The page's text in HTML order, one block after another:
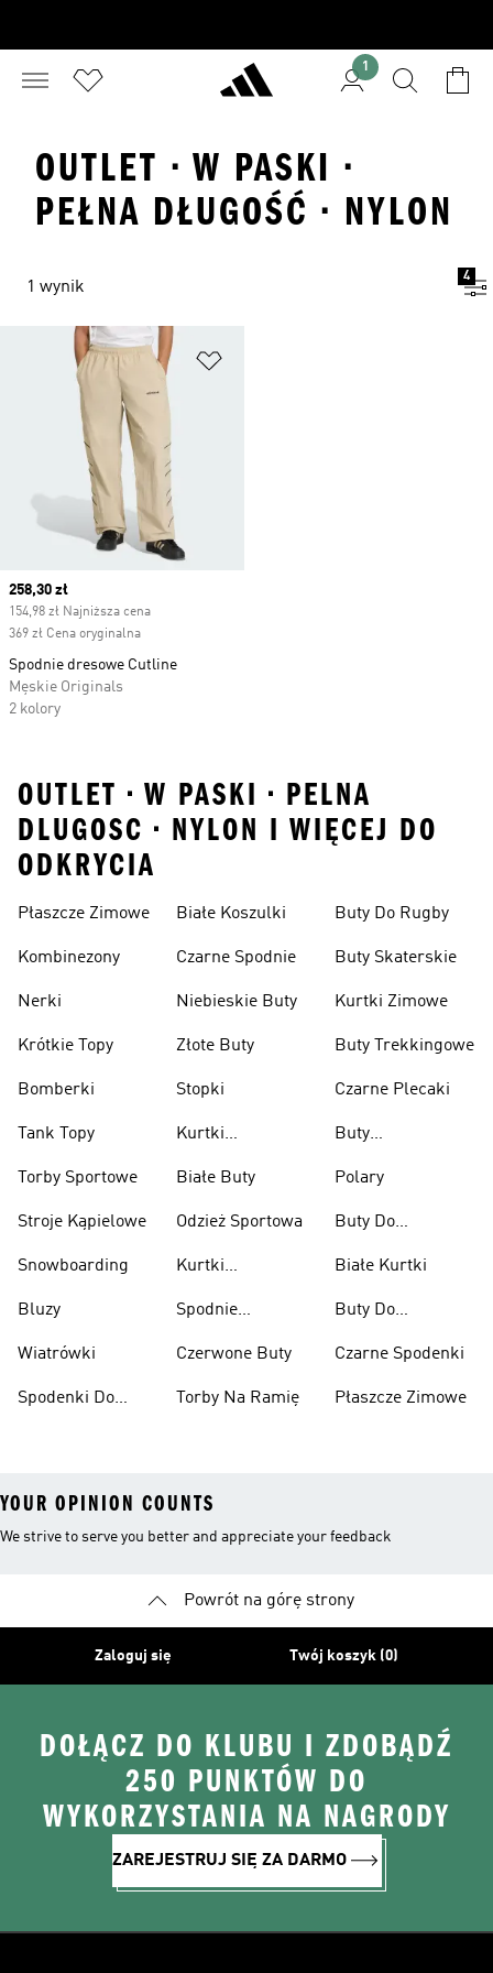
1
OUTLET · W PASKI ·
PEŁNA DŁUGOŚĆ · NYLON
1 wynik
4
Current price
258,30 zł
154,98 zł Najniższa cena
369 zł Cena oryginalna
Spodnie dresowe Cutline
Męskie Originals
2 kolory
OUTLET • W PASKI • PELNA
DLUGOSC • NYLON I WIĘCEJ DO
ODKRYCIA
Płaszcze Zimowe
Kombinezony
Nerki
Krótkie Topy
Bomberki
Tank Topy
Torby Sportowe
Stroje Kąpielowe
Snowboarding
Bluzy
Wiatrówki
Spodenki Do
Białe Koszulki
Czarne Spodnie
Niebieskie Buty
Złote Buty
Stopki
Kurtki
Białe Buty
Odzież Sportowa
Kurtki
Spodnie
Czerwone Buty
Torby Na Ramię
Buty Do Rugby
Buty Skaterskie
Kurtki Zimowe
Buty Trekkingowe
Czarne Plecaki
Buty
Polary
Buty Do
Ciężarów
Białe Kurtki
Buty Do
Czarne Spodenki
Płaszcze Zimowe
YOUR OPINION COUNTS
We strive to serve you better and appreciate your feedback
Powrót na górę strony
Zaloguj się Twój koszyk (0)
DOŁĄCZ DO KLUBU I ZDOBĄDŹ
250 PUNKTÓW DO
WYKORZYSTANIA NA NAGRODY
ZAREJESTRUJ SIĘ ZA DARMO